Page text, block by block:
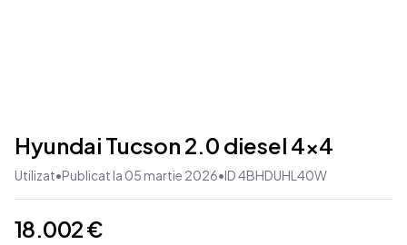
Hyundai Tucson 2.0 diesel 4x4
Utilizat•Publicat la 05 martie 2026•ID 4BHDUHL40W
18.002 €